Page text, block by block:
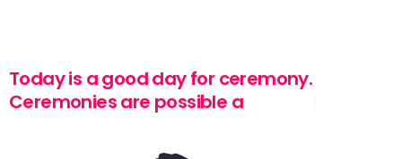
Today is a good day for ceremony.
Ceremonies are possible at any